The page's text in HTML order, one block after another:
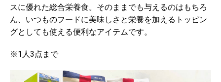
スに優れた総合栄養食。そのままでも与えるのはもちろ
ん、いつものフードに美味しさと栄養を加えるトッピン
グとしても使える便利なアイテムです。
※1人3点まで